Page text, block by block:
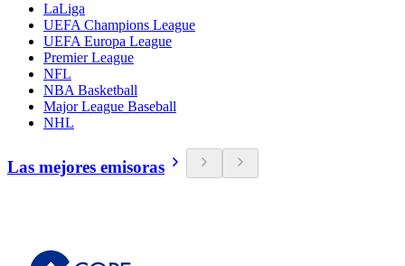
LaLiga
UEFA Champions League
UEFA Europa League
Premier League
NFL
NBA Basketball
Major League Baseball
NHL
Las mejores emisoras